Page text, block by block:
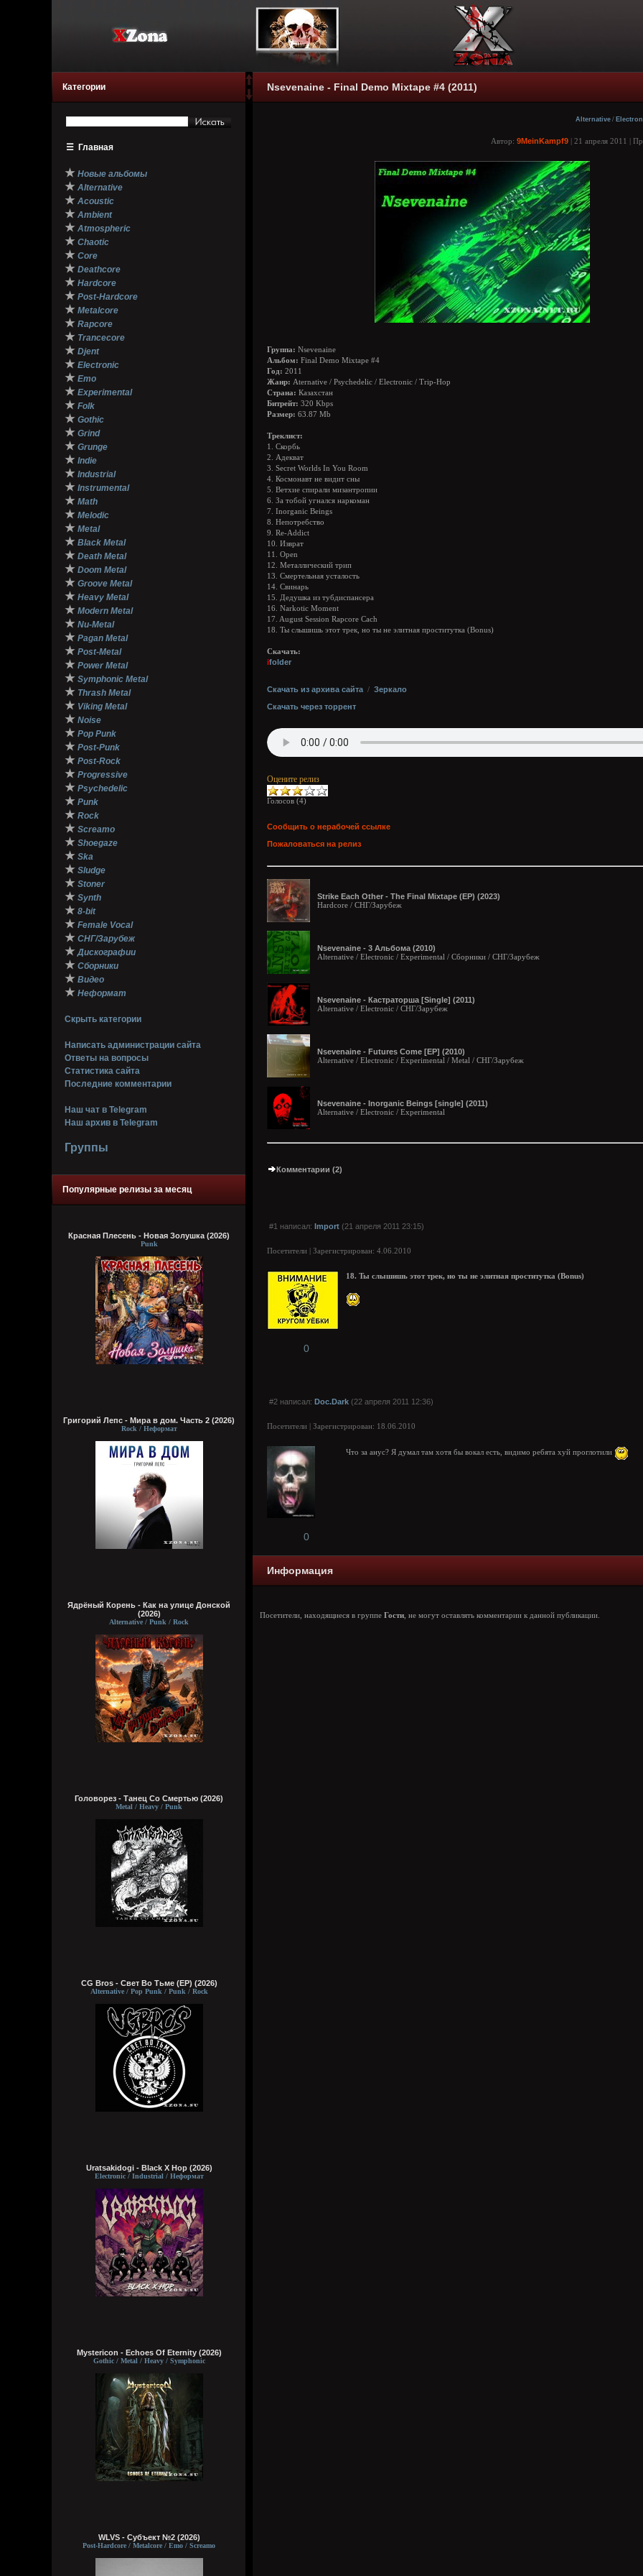
Категории
☰ Главная
★ Новые альбомы
★ Alternative
★ Acoustic
★ Ambient
★ Atmospheric
★ Chaotic
★ Core
★ Deathcore
★ Hardcore
★ Post-Hardcore
★ Metalcore
★ Rapcore
★ Trancecore
★ Djent
★ Electronic
★ Emo
★ Experimental
★ Folk
★ Gothic
★ Grind
★ Grunge
★ Indie
★ Industrial
★ Instrumental
★ Math
★ Melodic
★ Metal
★ Black Metal
★ Death Metal
★ Doom Metal
★ Groove Metal
★ Heavy Metal
★ Modern Metal
★ Nu-Metal
★ Pagan Metal
★ Post-Metal
★ Power Metal
★ Symphonic Metal
★ Thrash Metal
★ Viking Metal
★ Noise
★ Pop Punk
★ Post-Punk
★ Post-Rock
★ Progressive
★ Psychedelic
★ Punk
★ Rock
★ Screamo
★ Shoegaze
★ Ska
★ Sludge
★ Stoner
★ Synth
★ 8-bit
★ Female Vocal
★ СНГ/Зарубеж
★ Дискографии
★ Сборники
★ Видео
★ Неформат
Скрыть категории
Написать администрации сайта
Ответы на вопросы
Статистика сайта
Последние комментарии
Наш чат в Telegram
Наш архив в Telegram
Группы
Популярные релизы за месяц
Красная Плесень - Новая Золушка (2026)
Punk
Григорий Лепс - Мира в дом. Часть 2 (2026)
Rock / Неформат
Ядрёный Корень - Как на улице Донской
(2026)
Alternative / Punk / Rock
Головорез - Tанец Со Смертью (2026)
Metal / Heavy / Punk
CG Bros - Свет Во Тьме (EP) (2026)
Alternative / Pop Punk / Punk / Rock
Uratsakidogi - Black X Hop (2026)
Electronic / Industrial / Неформат
Mystericon - Echoes Of Eternity (2026)
Gothic / Metal / Heavy / Symphonic
WLVS - Субъект №2 (2026)
Post-Hardcore / Metalcore / Emo / Screamo
Nsevenaine - Final Demo Mixtape #4 (2011)
Alternative /
Автор: 9MeinKampf9 | 21 апреля 2011 |
Группа: Nsevenaine
Альбом: Final Demo Mixtape #4
Год: 2011
Жанр: Aternative / Psychedelic / Electronic / Trip-Hop
Страна: Казахстан
Битрейт: 320 Kbps
Размер: 63.87 Mb
Треклист:
1. Скорбь
2. Адекват
3. Secret Worlds In You Room
4. Космонавт не видит сны
5. Ветхие спирали мизантропии
6. За тобой угнался наркоман
7. Inorganic Beings
8. Непотребство
9. Re-Addict
10. Изврат
11. Open
12. Металлический трип
13. Смертельная усталость
14. Свинарь
15. Дедушка из тубдиспансера
16. Narkotic Moment
17. August Session Rapcore Cach
18. Ты слышишь этот трек, но ты не элитная проститутка (Bonus)
Скачать:
ifolder
Скачать из архива сайта / Зеркало
Скачать через торрент
Оцените релиз
Голосов (4)
Сообщить о нерабочей ссылке
Пожаловаться на релиз
Strike Each Other - The Final Mixtape (EP) (2023)
Hardcore / СНГ/Зарубеж
Nsevenaine - 3 Альбома (2010)
Alternative / Electronic / Experimental / Сборники / СНГ/Зарубеж
Nsevenaine - Кастраторша [Single] (2011)
Alternative / Electronic / СНГ/Зарубеж
Nsevenaine - Futures Come [EP] (2010)
Alternative / Electronic / Experimental / Metal / СНГ/Зарубеж
Nsevenaine - Inorganic Beings [single] (2011)
Alternative / Electronic / Experimental
Комментарии (2)
#1 написал: Import (21 апреля 2011 23:15)
Посетители | Зарегистрирован: 4.06.2010
18. Ты слышишь этот трек, но ты не элитная проститутка (Bonus)
0
#2 написал: Doc.Dark (22 апреля 2011 12:36)
Посетители | Зарегистрирован: 18.06.2010
Что за анус? Я думал там хотя бы вокал есть, видимо ребята хуй проглотили
0
Информация
Посетители, находящиеся в группе Гости , не могут оставлять комментарии к данной публикации.